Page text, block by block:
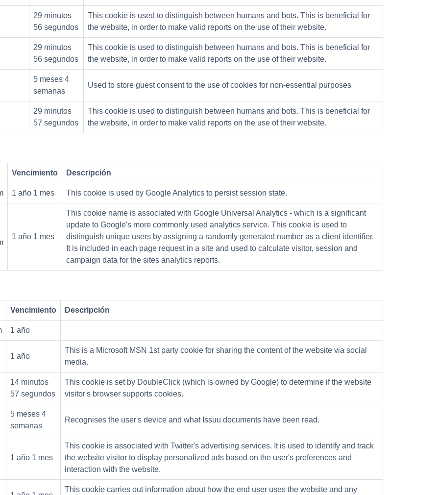
29 minutos
56 segundos
This cookie is used to distinguish between humans and bots. This is beneficial for
the website, in order to make valid reports on the use of their website.
29 minutos
56 segundos
This cookie is used to distinguish between humans and bots. This is beneficial for
the website, in order to make valid reports on the use of their website.
5 meses 4
semanas
Used to store guest consent to the use of cookies for non-essential purposes
29 minutos
57 segundos
This cookie is used to distinguish between humans and bots. This is beneficial for
the website, in order to make valid reports on the use of their website.
Vencimiento Descripción
1 año 1 mes This cookie is used by Google Analytics to persist session state.
1 año 1 mes
This cookie name is associated with Google Universal Analytics - which is a significant
update to Google's more commonly used analytics service. This cookie is used to
distinguish unique users by assigning a randomly generated number as a client identifier.
It is included in each page request in a site and used to calculate visitor, session and
campaign data for the sites analytics reports.
Vencimiento Descripción
1 año
1 año
This is a Microsoft MSN 1st party cookie for sharing the content of the website via social
media.
14 minutos
57 segundos
This cookie is set by DoubleClick (which is owned by Google) to determine if the website
visitor's browser supports cookies.
5 meses 4
semanas
Recognises the user's device and what Issuu documents have been read.
1 año 1 mes
This cookie is associated with Twitter's advertising services. It is used to identify and track
the website visitor to display personalized ads based on the user's preferences and
interaction with the website.
This cookie carries out information about how the end user uses the website and any